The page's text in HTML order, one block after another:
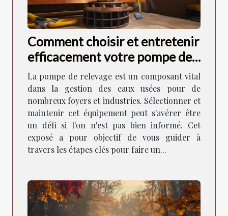
Comment choisir et entretenir
efficacement votre pompe de
relevage
La pompe de relevage est un composant vital
dans la gestion des eaux usées pour de
nombreux foyers et industries. Sélectionner et
maintenir cet équipement peut s'avérer être
un défi si l'on n'est pas bien informé. Cet
exposé a pour objectif de vous guider à
travers les étapes clés pour faire un...